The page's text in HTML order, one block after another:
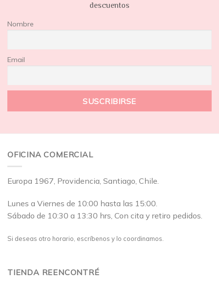
descuentos
Nombre
Email
OFICINA COMERCIAL
Europa 1967, Providencia, Santiago, Chile.
Lunes a Viernes de 10:00 hasta las 15:00.
Sábado de 10:30 a 13:30 hrs, Con cita y retiro pedidos.
Si deseas otro horario, escríbenos y lo coordinamos.
TIENDA REENCONTRÉ